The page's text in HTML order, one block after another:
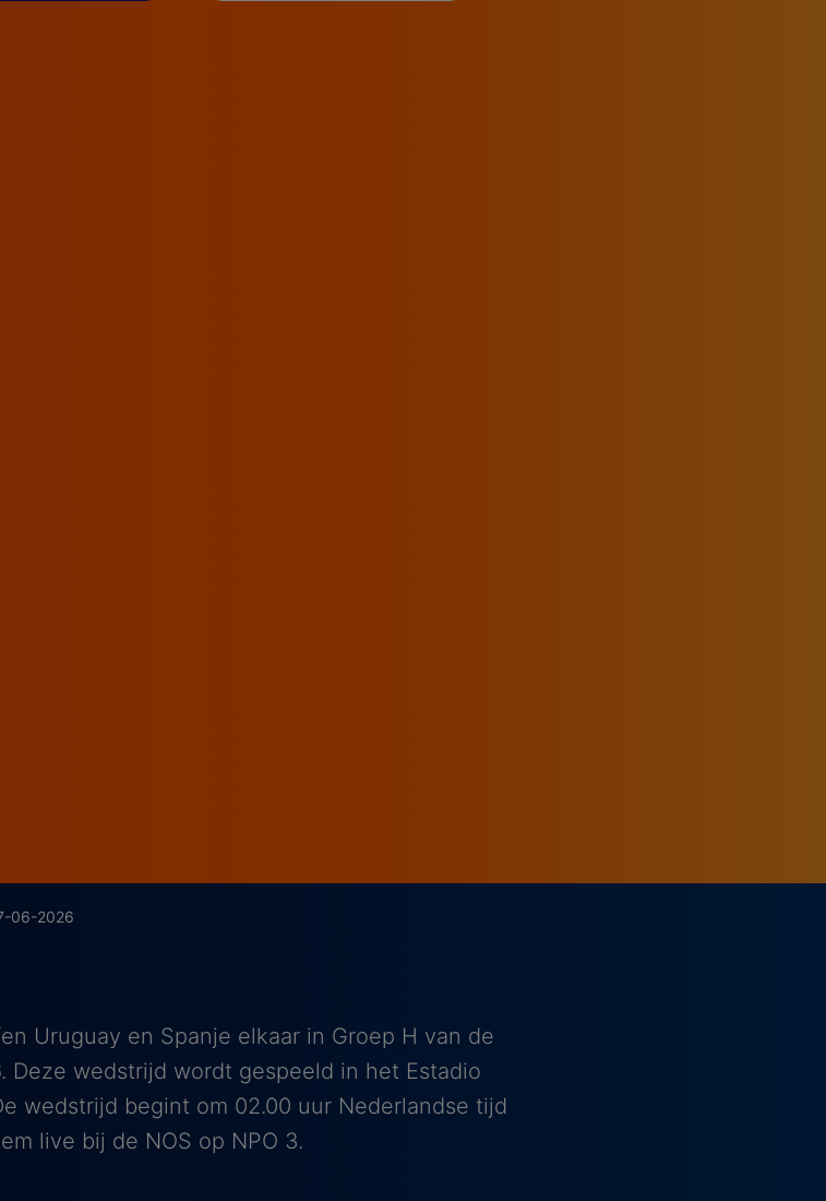
06-2026
Uruguay en Spanje elkaar in Groep H van de
Deze wedstrijd wordt gespeeld in het Estadio
wedstrijd begint om 02.00 uur Nederlandse tijd
live bij de NOS op NPO 3.